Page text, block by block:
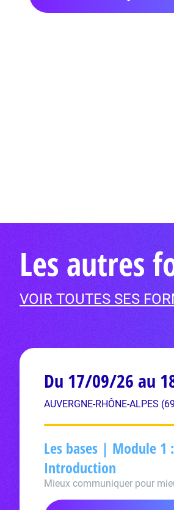
Les autres
VOIR TOUTES SES
Du 17/09/26 au
AUVERGNE-RHÔNE-ALPES
Les bases | Module 1 :
Introduction
Mieux communiquer pour